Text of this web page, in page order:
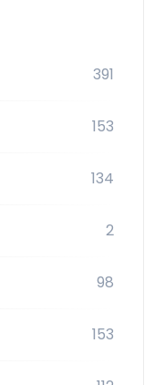
391
153
134
2
98
153